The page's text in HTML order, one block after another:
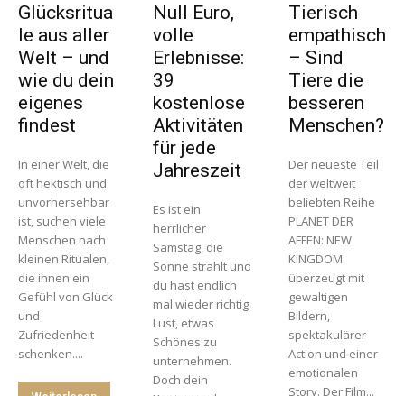
Glücksritua
le aus aller
Welt – und
wie du dein
eigenes
findest
In einer Welt, die
oft hektisch und
unvorhersehbar
ist, suchen viele
Menschen nach
kleinen Ritualen,
die ihnen ein
Gefühl von Glück
und
Zufriedenheit
schenken....
Null Euro,
volle
Erlebnisse:
39
kostenlose
Aktivitäten
für jede
Jahreszeit
Es ist ein
herrlicher
Samstag, die
Sonne strahlt und
du hast endlich
mal wieder richtig
Lust, etwas
Schönes zu
unternehmen.
Doch dein
Tierisch
empathisch
– Sind
Tiere die
besseren
Menschen?
Der neueste Teil
der weltweit
beliebten Reihe
PLANET DER
AFFEN: NEW
KINGDOM
überzeugt mit
gewaltigen
Bildern,
spektakulärer
Action und einer
emotionalen
Story. Der Film...